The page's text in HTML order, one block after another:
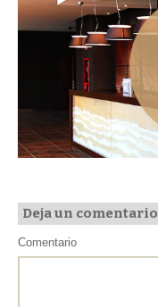
Deja un comentario
Comentario